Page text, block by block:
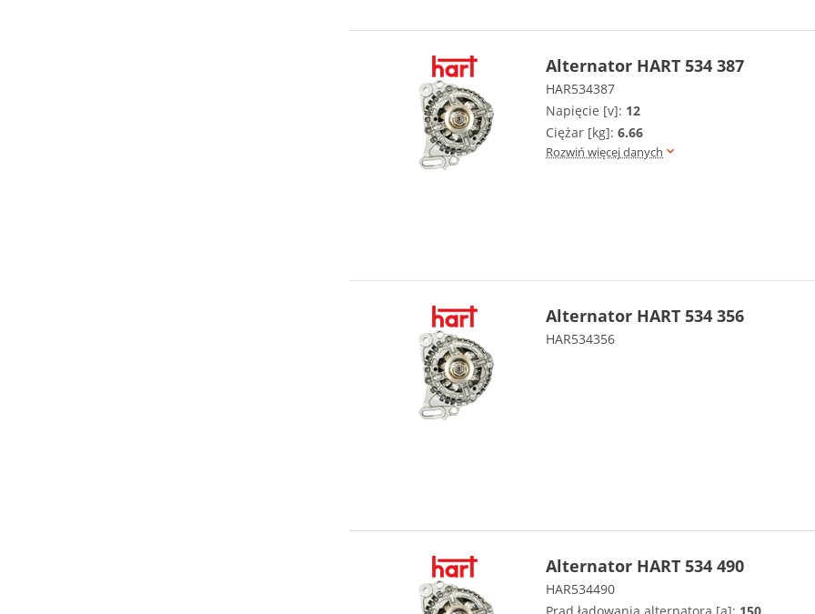
Alternator HART 534 387
HAR534387
Napięcie [v]: 12
Ciężar [kg]: 6.66
Rozwiń więcej danych
Alternator HART 534 356
HAR534356
Alternator HART 534 490
HAR534490